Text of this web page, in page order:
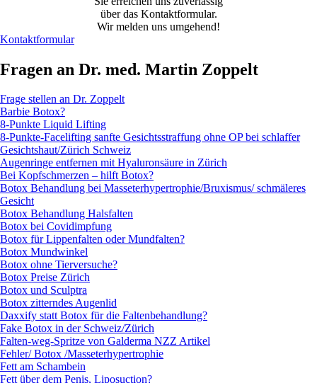
über das Kontaktformular.
Wir melden uns umgehend!
Kontaktformular
Fragen an Dr. med. Martin Zoppelt
Frage stellen an Dr. Zoppelt
Barbie Botox?
8-Punkte Liquid Lifting
8-Punkte-Facelifting sanfte Gesichtsstraffung ohne OP bei schlaffer
Gesichtshaut/Zürich Schweiz
Augenringe entfernen mit Hyaluronsäure in Zürich
Bei Kopfschmerzen – hilft Botox?
Botox Behandlung bei Masseterhypertrophie/Bruxismus/ schmäleres
Gesicht
Botox Behandlung Halsfalten
Botox bei Covidimpfung
Botox für Lippenfalten oder Mundfalten?
Botox Mundwinkel
Botox ohne Tierversuche?
Botox Preise Zürich
Botox und Sculptra
Botox zitterndes Augenlid
Daxxify statt Botox für die Faltenbehandlung?
Fake Botox in der Schweiz/Zürich
Falten-weg-Spritze von Galderma NZZ Artikel
Fehler/ Botox /Masseterhypertrophie
Fett am Schambein
Fett über dem Penis, Liposuction?